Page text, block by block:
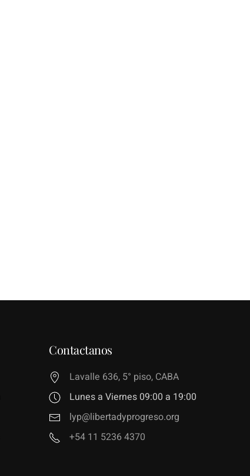
Contactanos
Lavalle 636, 5° piso, CABA
Lunes a Viernes 09:00 a 19:00
lyp@libertadyprogreso.org
+54 11 5236 4370